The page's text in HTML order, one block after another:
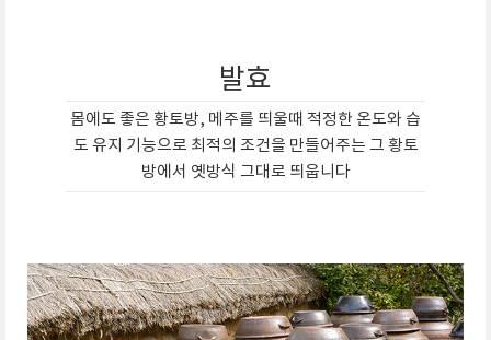
발효
몸에도 좋은 황토방, 메주를 띄울때 적정한 온도와 습
도 유지 기능으로 최적의 조건을 만들어주는 그 황토
방에서 옛방식 그대로 띄웁니다